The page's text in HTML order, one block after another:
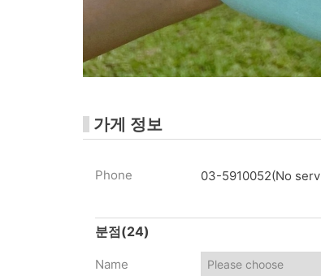
가게 정보
Phone 03-5910052(No
분점(24)
Name